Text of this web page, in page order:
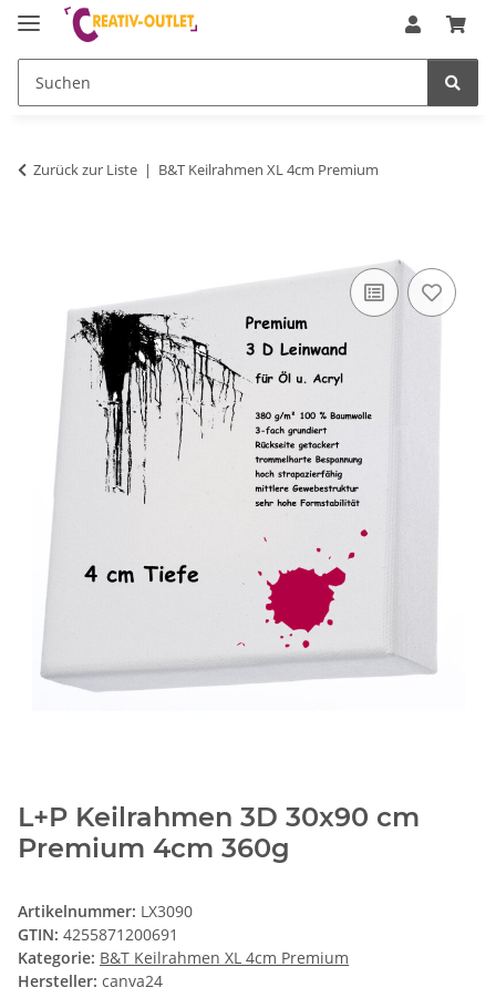
Zurück zur Liste B&T Keilrahmen XL 4cm Premium
L+P Keilrahmen 3D 30x90 cm
Premium 4cm 360g
Artikelnummer: LX3090
GTIN: 4255871200691
Kategorie: B&T Keilrahmen XL 4cm Premium
Hersteller: canva24